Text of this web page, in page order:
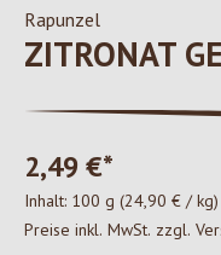
Rapunzel
ZITRONAT
2,49 €*
Inhalt: 100 g (24,90 € / kg)
Preise inkl. MwSt. zzgl.